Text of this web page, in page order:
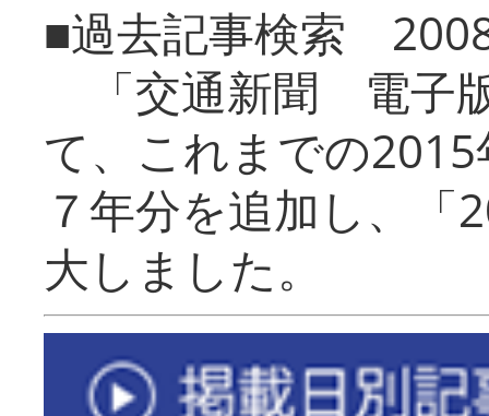
■過去記事検索
「交通新聞 電子
て、これまでの
７年分を追加し、「
大しまし